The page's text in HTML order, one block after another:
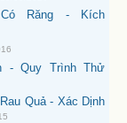
Răng - Kích
- Quy Trình Thử
Quả - Xác Dịnh